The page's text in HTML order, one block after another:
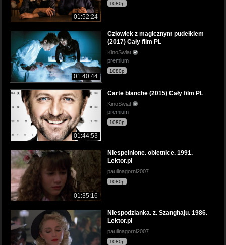
01:52:24
1080p
01:40:44
Człowiek z magicznym pudełkiem
(2017) Cały film PL
KinoSwiat
premium
1080p
01:44:53
Carte blanche (2015) Cały film PL
KinoSwiat
premium
1080p
01:35:16
Niespełnione. obietnice. 1991.
Lektor.pl
paulinagorni2007
1080p
Niespodzianka. z. Szanghaju. 1986.
Lektor.pl
paulinagorni2007
1080p